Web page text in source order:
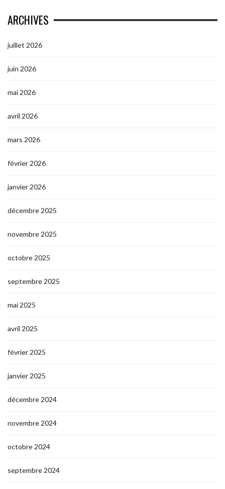
ARCHIVES
juillet 2026
juin 2026
mai 2026
avril 2026
mars 2026
février 2026
janvier 2026
décembre 2025
novembre 2025
octobre 2025
septembre 2025
mai 2025
avril 2025
février 2025
janvier 2025
décembre 2024
novembre 2024
octobre 2024
septembre 2024